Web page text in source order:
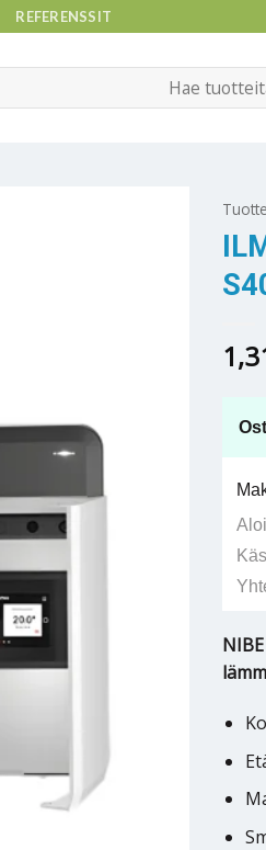
REFERENSSIT